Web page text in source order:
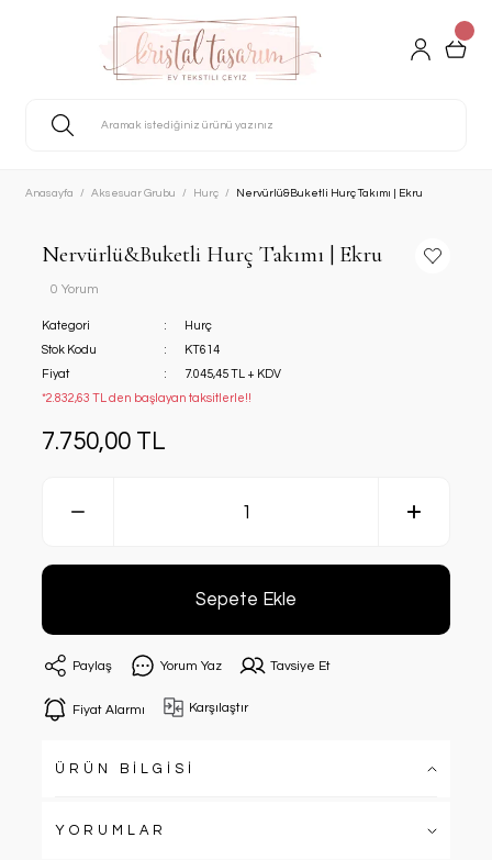
Anasayfa Aksesuar Grubu Hurç Nervürlü&Buketli Hurç Takımı | Ekru
Nervürlü&Buketli Hurç Takımı | Ekru
0 Yorum
Kategori
Hurç
Stok Kodu
KT614
Fiyat
7.045,45 TL + KDV
*2.832,63 TL den başlayan taksitlerle!!
7.750,00 TL
Sepete Ekle
Paylaş Yorum Yaz Tavsiye Et
Fiyat Alarmı Karşılaştır
ÜRÜN BİLGİSİ
YORUMLAR